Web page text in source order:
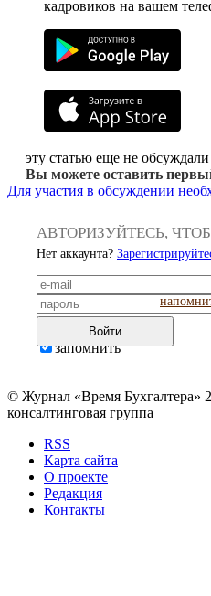
кадровиков на вашем
эту статью еще не обсуждали
Вы можете оставить
Для участия в обсуждении
АВТОРИЗУЙТЕСЬ,
Нет аккаунта?
Войти
запомнить
© Журнал «Время
консалтинговая группа
RSS
Карта сайта
О проекте
Редакция
Контакты